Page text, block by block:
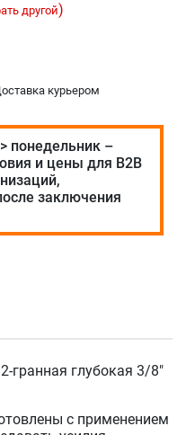
другой)
курьером
понедельник –
и цены для В2В
заключения
гранная глубокая 3/8"
с применением